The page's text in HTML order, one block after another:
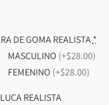
DE GOMA REALISTA*
MASCULINO (+$28.00)
FEMENINO (+$28.00)
REALISTA